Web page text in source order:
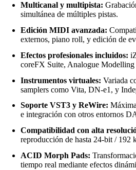
Multicanal y multipista:
simultánea de múltiples pistas.
Edición MIDI avanzada:
externos, piano roll, y edición de
Efectos profesionales incluidos:
coreFX Suite, Analogue Modelling
Instrumentos virtuales: Variada
samplers como Vita, DN-e1, y
Soporte VST3 y ReWire:
e integración con otros entornos
Compatibilidad con alta
reproducción de hasta 24-bit / 192
ACID Morph Pads:
tiempo real mediante efectos